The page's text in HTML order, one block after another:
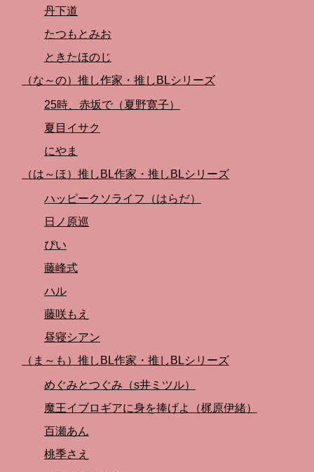
丹下道
たつもとみお
ときたほのじ
（な～の）推し作家・推しBLシリーズ
25時、赤坂で（夏野寛子）
夏目イサク
にやま
（は～ほ）推しBL作家・推しBLシリーズ
ハッピークソライフ（はらだ）
日ノ原巡
ぴい
藤峰式
ハル
藤咲もえ
昼寝シアン
（ま～も）推しBL作家・推しBLシリーズ
めぐみとつぐみ（s井ミツル）
魔王イブロギアに身を捧げよ（梶原伊緒）
百瀬あん
桃季さえ